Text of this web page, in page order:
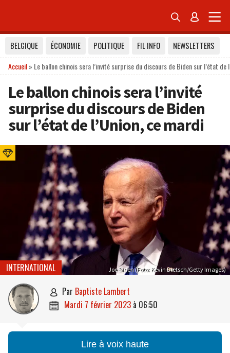
 
BELGIQUE ÉCONOMIE POLITIQUE FIL INFO
NEWSLETTERS
Accueil» Le ballon chinois sera l’invité surprise du discours de Biden sur l’état de
Le ballon chinois sera l’invité
surprise du discours de Biden
sur l’état de l’Union, ce mardi
Joe Biden (Foto: Kevin Dietsch/Getty Images)
INTERNATIONAL
 par Baptiste Lambert
 mardi 7 février 2023 à 06:50
Lire à voix haute